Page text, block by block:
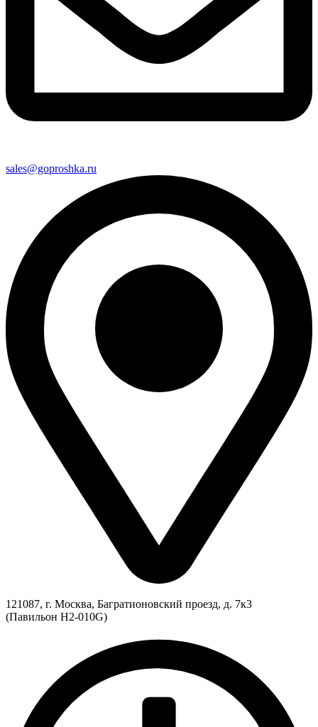
sales@goproshka.ru
121087, г. Москва, Багратионовский проезд, д. 7к3
(Павильон H2-010G)